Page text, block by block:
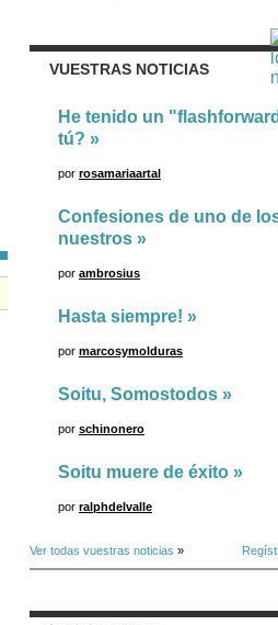
VUESTRAS NOTICIAS
He tenido un
tú? »
por rosamariaartal
Confesiones de uno de
nuestros »
por ambrosius
Hasta siempre! »
por marcosymolduras
Soitu, Somostodos »
por schinonero
Soitu muere de éxito »
por ralphdelvalle
Ver todas vuestras noticias »